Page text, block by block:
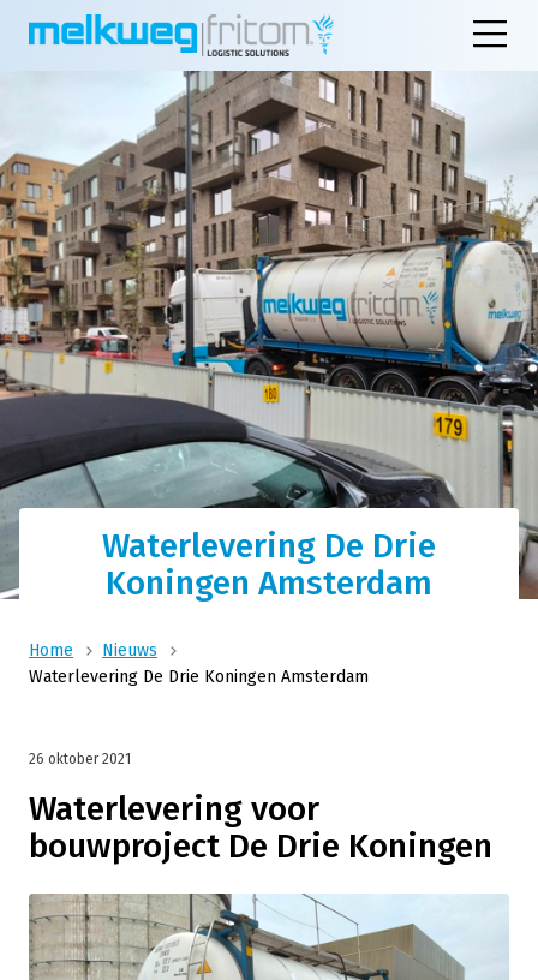
Waterlevering De Drie
Koningen Amsterdam
Home
Nieuws
Waterlevering De Drie Koningen Amsterdam
Waterlevering voor
bouwproject De Drie Koningen
26 oktober 2021